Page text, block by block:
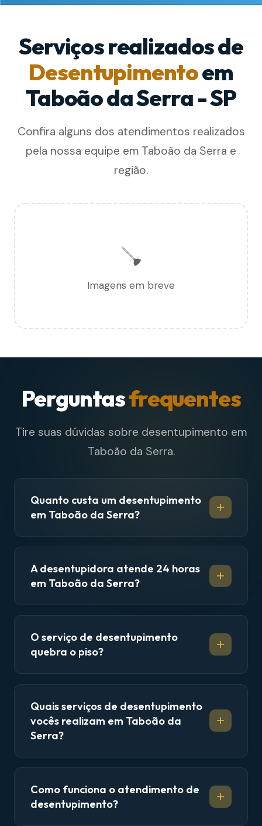
Serviços realizados de
Desentupimentoem
Taboão da Serra - SP
Confira alguns dos atendimentos realizados
pela nossa equipe em Taboão da Serra e
região.
🪠
Imagens em breve
Perguntasfrequentes
Tire suas dúvidas sobre desentupimento em
Taboão da Serra.
Quanto custa um desentupimento
em Taboão da Serra?
A desentupidora atende 24 horas
em Taboão da Serra?
O serviço de desentupimento
quebra o piso?
Quais serviços de desentupimento
vocês realizam em Taboão da
Serra?
Como funciona o atendimento de
desentupimento?